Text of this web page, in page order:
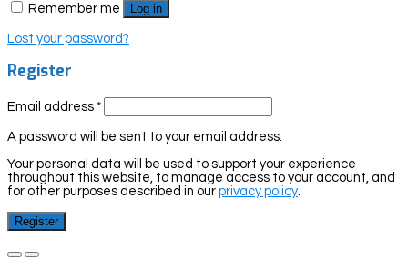
Remember me Log in
Lost your password?
Register
Email address *
A password will be sent to your email address.
Your personal data will be used to support your experience
throughout this website, to manage access to your account, and
for other purposes described in our privacy policy
Register